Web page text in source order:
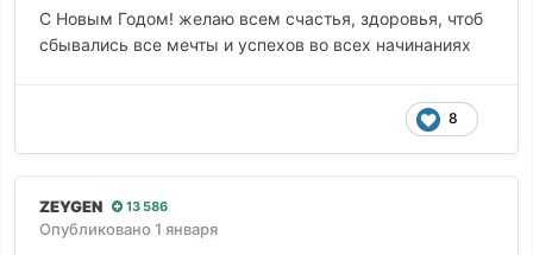
С Новым Годом! желаю всем счастья, здоровья, чтоб
сбывались все мечты и успехов во всех начинаниях
8
ZEYGEN 13 586
Опубликовано 1 января